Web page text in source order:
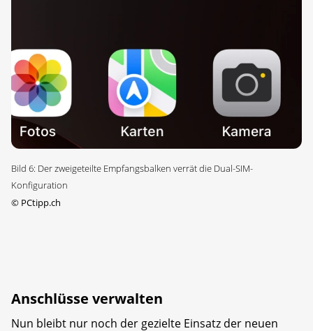
Bild 6: Der zweigeteilte Empfangsbalken verrät die Dual-SIM-
Konfiguration
© PCtipp.ch
Anschlüsse verwalten
Nun bleibt nur noch der gezielte Einsatz der neuen